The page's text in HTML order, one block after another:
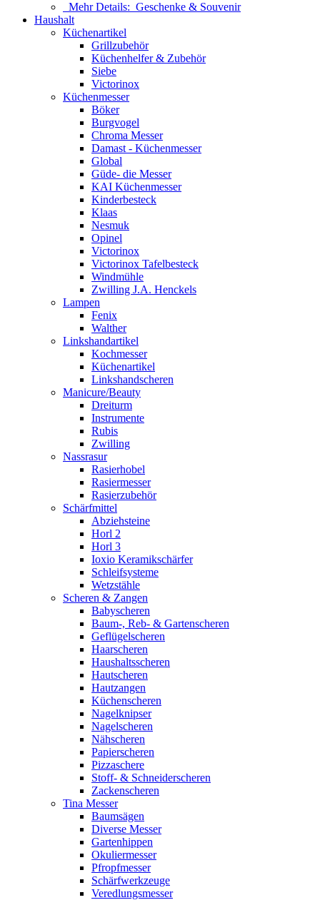
Mehr Details: Geschenke & Souvenir
Haushalt
Küchenartikel
Grillzubehör
Küchenhelfer & Zubehör
Siebe
Victorinox
Küchenmesser
Böker
Burgvogel
Chroma Messer
Damast - Küchenmesser
Global
Güde- die Messer
KAI Küchenmesser
Kinderbesteck
Klaas
Nesmuk
Opinel
Victorinox
Victorinox Tafelbesteck
Windmühle
Zwilling J.A. Henckels
Lampen
Fenix
Walther
Linkshandartikel
Kochmesser
Küchenartikel
Linkshandscheren
Manicure/Beauty
Dreiturm
Instrumente
Rubis
Zwilling
Nassrasur
Rasierhobel
Rasiermesser
Rasierzubehör
Schärfmittel
Abziehsteine
Horl 2
Horl 3
Ioxio Keramikschärfer
Schleifsysteme
Wetzstähle
Scheren & Zangen
Babyscheren
Baum-, Reb- & Gartenscheren
Geflügelscheren
Haarscheren
Haushaltsscheren
Hautscheren
Hautzangen
Küchenscheren
Nagelknipser
Nagelscheren
Nähscheren
Papierscheren
Pizzaschere
Stoff- & Schneiderscheren
Zackenscheren
Tina Messer
Baumsägen
Diverse Messer
Gartenhippen
Okuliermesser
Pfropfmesser
Schärfwerkzeuge
Veredlungsmesser